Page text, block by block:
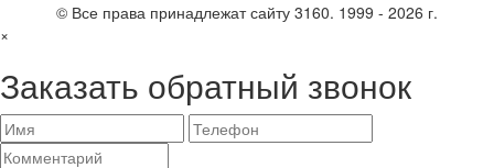
© Все права принадлежат сайту 3160. 1999 - 2026 г.
×
Заказать обратный звонок